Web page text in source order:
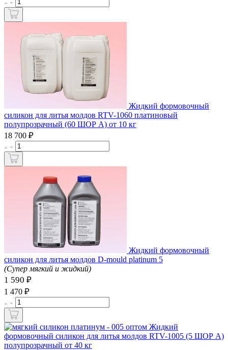
Жидкий формовочный
силикон для литья молдов RTV-1060 платиновый
полупрозрачный (60 ШОР А) от 10 кг
18 700 ₽
Жидкий формовочный
силикон для литья молдов D-mould platinum 5
(Супер мягкий и жидкий)
1 590 ₽
1 470 ₽
Жидкий
формовочный силикон для литья молдов RTV-1005 (5 ШОР А)
полупрозрачный от 40 кг